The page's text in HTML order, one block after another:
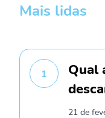
Mais lidas
1
Qual
21 de